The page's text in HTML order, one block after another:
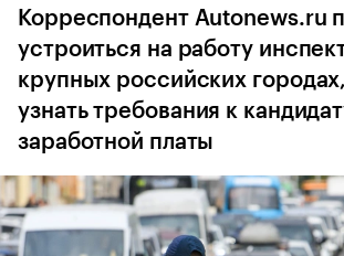
Корреспондент Autonews.ru
устроиться на работу
крупных российских
узнать требования к
заработной платы